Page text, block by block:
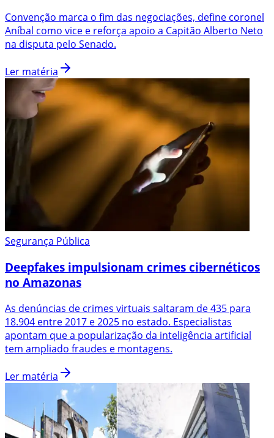
Convenção marca o fim das negociações, define coronel
Aníbal como vice e reforça apoio a Capitão Alberto Neto
na disputa pelo Senado.
Ler matéria
Segurança Pública
Deepfakes impulsionam crimes cibernéticos
no Amazonas
As denúncias de crimes virtuais saltaram de 435 para
18.904 entre 2017 e 2025 no estado. Especialistas
apontam que a popularização da inteligência artificial
tem ampliado fraudes e montagens.
Ler matéria